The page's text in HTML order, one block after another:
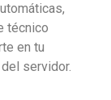
técnico
en tu
servidor.